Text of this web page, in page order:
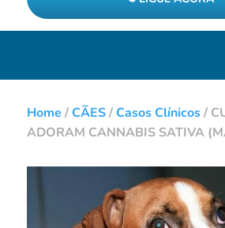
Home /CÃES/Casos Clínicos/
ADORAM CANNABIS SATIVA